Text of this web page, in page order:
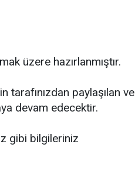
üzere hazırlanmıştır.
paylaşılan ve
devam edecektir.
gibi bilgileriniz